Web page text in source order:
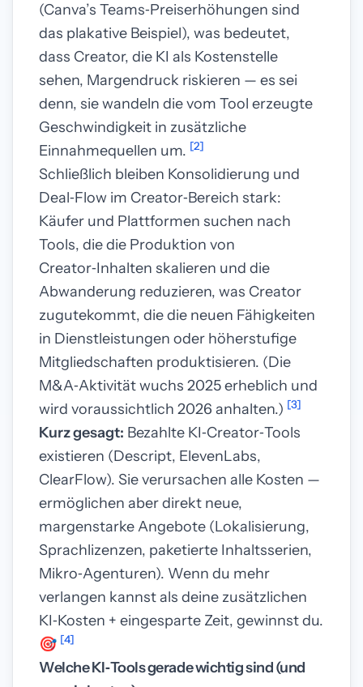
(Canva’s Teams‑Preiserhöhungen sind
das plakative Beispiel), was bedeutet,
dass Creator, die KI als Kostenstelle
sehen, Margendruck riskieren — es sei
denn, sie wandeln die vom Tool erzeugte
Geschwindigkeit in zusätzliche
Einnahmequellen um. [2]
Schließlich bleiben Konsolidierung und
Deal‑Flow im Creator‑Bereich stark:
Käufer und Plattformen suchen nach
Tools, die die Produktion von
Creator‑Inhalten skalieren und die
Abwanderung reduzieren, was Creator
zugutekommt, die die neuen Fähigkeiten
in Dienstleistungen oder höherstufige
Mitgliedschaften produktisieren. (Die
M&A‑Aktivität wuchs 2025 erheblich und
wird voraussichtlich 2026 anhalten.) [3]
Kurz gesagt: Bezahlte KI‑Creator‑Tools
existieren (Descript, ElevenLabs,
ClearFlow). Sie verursachen alle Kosten —
ermöglichen aber direkt neue,
margenstarke Angebote (Lokalisierung,
Sprachlizenzen, paketierte Inhaltsserien,
Mikro‑Agenturen). Wenn du mehr
verlangen kannst als deine zusätzlichen
KI‑Kosten + eingesparte Zeit, gewinnst du.
🎯 [4]
Welche KI‑Tools gerade wichtig sind (und